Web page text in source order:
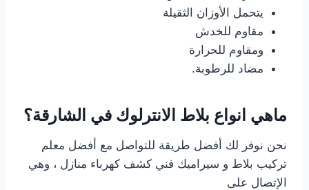
يتحمل الأوزان الثقيلة
مقاوم للخدش
ومقاوم للحرارة
مضاد للرطوبة.
ماهي انواع بلاط الانترلوك في الشارقة؟
نحن نوفر لك أفضل طريقة للتواصل مع أفضل معلم
تركيب بلاط و سيراميك فني كشف كهرباء منازل ، وهي
الإتصال على